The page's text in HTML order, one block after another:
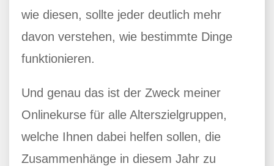
wie diesen, sollte jeder deutlich mehr
davon verstehen, wie bestimmte Dinge
funktionieren.
Und genau das ist der Zweck meiner
Onlinekurse für alle Alterszielgruppen,
welche Ihnen dabei helfen sollen, die
Zusammenhänge in diesem Jahr zu